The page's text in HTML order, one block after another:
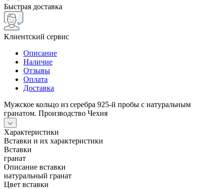
Быстрая доставка
Клиентский сервис
Описание
Наличие
Отзывы
Оплата
Доставка
Мужское кольцо из серебра 925-й пробы с натуральным
гранатом. Производство Чехия
Характеристики
Вставки и их характеристики
Вставки
гранат
Описание вставки
натуральный гранат
Цвет вставки